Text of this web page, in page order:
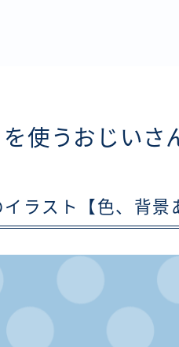
を使うおじいさ
ラスト【色、背景